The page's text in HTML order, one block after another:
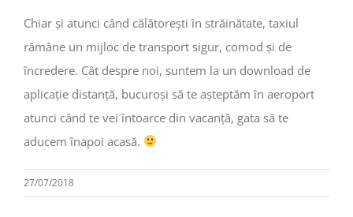
Chiar și atunci când călătorești în străinătate, taxiul
rămâne un mijloc de transport sigur, comod și de
încredere. Cât despre noi, suntem la un download de
aplicație distanță, bucuroși să te așteptăm în aeroport
atunci când te vei întoarce din vacanță, gata să te
aducem înapoi acasă.
27/07/2018